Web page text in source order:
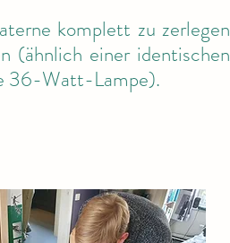
komplett zu zerlegen
(ähnlich einer identischen
36-Watt-Lampe).